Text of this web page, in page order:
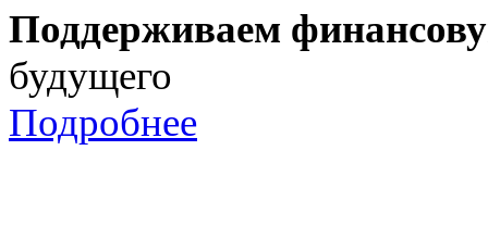
Поддерживаем
будущего
Подробнее